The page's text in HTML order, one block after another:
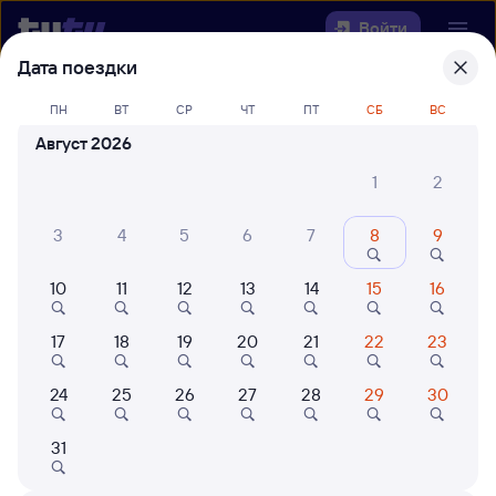
Войти
Выберите день, чтобы найтиж/д
билеты Брянск — Митрофановка
Куда
Когда
Кто едет
Найти поезда
Дата поездки
ПН ВТ СР ЧТ ПТ СБ ВС
Август 2026
1
2
3 4 5 6 7 8 9
10 11 12 13 14 15 16
17 18 19 20 21 22 23
24 25 26 27 28 29 30
31